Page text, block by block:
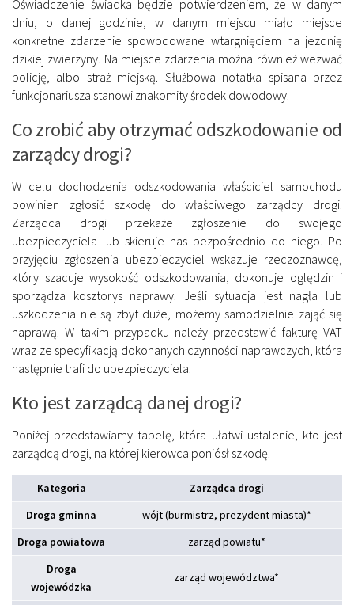
Oświadczenie świadka będzie potwierdzeniem, że w danym
dniu, o danej godzinie, w danym miejscu miało miejsce
konkretne zdarzenie spowodowane wtargnięciem na jezdnię
dzikiej zwierzyny. Na miejsce zdarzenia można również wezwać
policję, albo straż miejską. Służbowa notatka spisana przez
funkcjonariusza stanowi znakomity środek dowodowy.
Co zrobić aby otrzymać odszkodowanie od
zarządcy drogi?
W celu dochodzenia odszkodowania właściciel samochodu
powinien zgłosić szkodę do właściwego zarządcy drogi.
Zarządca drogi przekaże zgłoszenie do swojego
ubezpieczyciela lub skieruje nas bezpośrednio do niego. Po
przyjęciu zgłoszenia ubezpieczyciel wskazuje rzeczoznawcę,
który szacuje wysokość odszkodowania, dokonuje oględzin i
sporządza kosztorys naprawy. Jeśli sytuacja jest nagła lub
uszkodzenia nie są zbyt duże, możemy samodzielnie zająć się
naprawą. W takim przypadku należy przedstawić fakturę VAT
wraz ze specyfikacją dokonanych czynności naprawczych, która
następnie trafi do ubezpieczyciela.
Kto jest zarządcą danej drogi?
Poniżej przedstawiamy tabelę, która ułatwi ustalenie, kto jest
zarządcą drogi, na której kierowca poniósł szkodę.
Kategoria
Zarządca drogi
Droga gminna
wójt (burmistrz, prezydent miasta)*
Droga powiatowa
zarząd powiatu*
Droga
wojewódzka
zarząd województwa*